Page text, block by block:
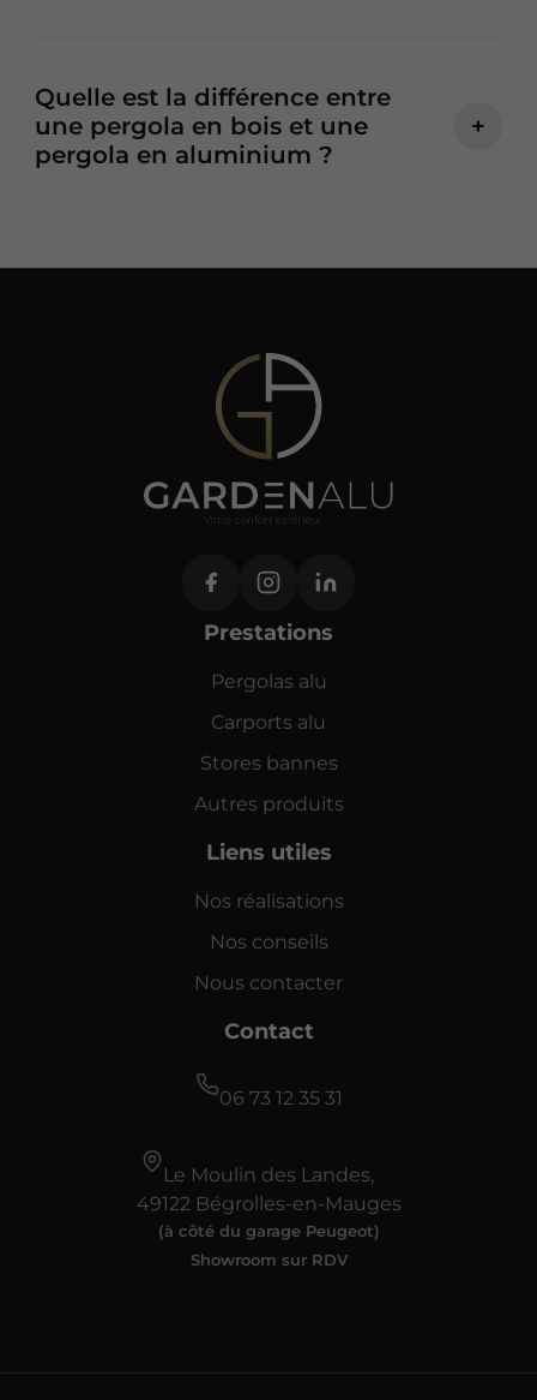
Quelle est la différence entre
une pergola en bois et une
pergola en aluminium ?
+
Prestations
Pergolas alu
Carports alu
Stores bannes
Autres produits
Liens utiles
Nos réalisations
Nos conseils
Nous contacter
Contact
06 73 12 35 31
Le Moulin des Landes,
49122 Bégrolles-en-Mauges
(à côté du garage Peugeot)
Showroom sur RDV